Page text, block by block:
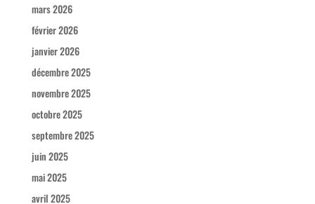
mars 2026
février 2026
janvier 2026
décembre 2025
novembre 2025
octobre 2025
septembre 2025
juin 2025
mai 2025
avril 2025